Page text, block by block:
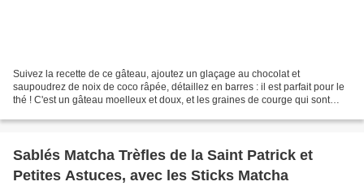
Suivez la recette de ce gâteau, ajoutez un glaçage au chocolat et
saupoudrez de noix de coco râpée, détaillez en barres : il est parfait pour le
thé ! C'est un gâteau moelleux et doux, et les graines de courge qui sont
Sablés Matcha Trèfles de la Saint Patrick et
Petites Astuces, avec les Sticks Matcha